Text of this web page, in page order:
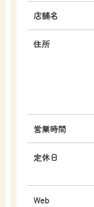
店舗名
住所
営業時間
定休日
Web